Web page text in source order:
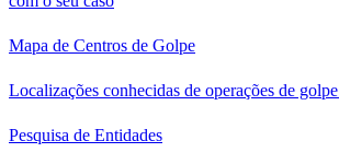
Mapa de Centros de Golpe
Localizações conhecidas de operações de
Pesquisa de Entidades